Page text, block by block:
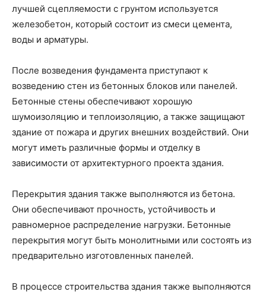
лучшей сцепляемости с грунтом используется
железобетон, который состоит из смеси цемента,
воды и арматуры.
После возведения фундамента приступают к
возведению стен из бетонных блоков или панелей.
Бетонные стены обеспечивают хорошую
шумоизоляцию и теплоизоляцию, а также защищают
здание от пожара и других внешних воздействий. Они
могут иметь различные формы и отделку в
зависимости от архитектурного проекта здания.
Перекрытия здания также выполняются из бетона.
Они обеспечивают прочность, устойчивость и
равномерное распределение нагрузки. Бетонные
перекрытия могут быть монолитными или состоять из
предварительно изготовленных панелей.
В процессе строительства здания также выполняются